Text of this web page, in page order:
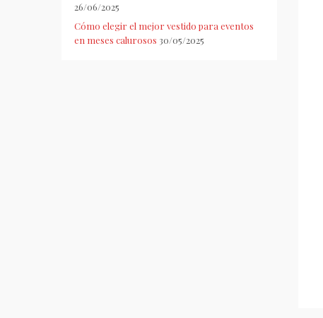
26/06/2025
Cómo elegir el mejor vestido para eventos
en meses calurosos 30/05/2025